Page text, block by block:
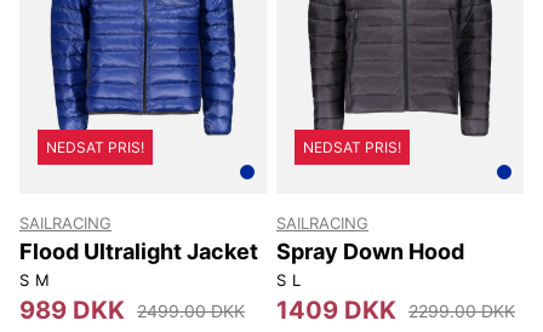
NEDSAT PRIS!
SAILRACING
Flood Ultralight Jacket
S M
989 DKK 2499.00 DKK
NEDSAT PRIS!
SAILRACING
Spray Down Hood
S L
1409 DKK 2299.00 DKK